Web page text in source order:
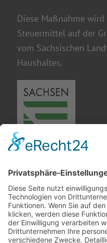
Diese Maßnahme
Steuermittel auf der
vom Sächsischen
Haushaltes.
Gefördert durch den
Rahmen der
durch die Fachkräfte